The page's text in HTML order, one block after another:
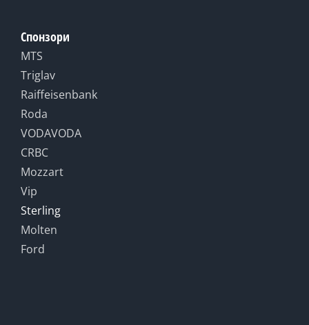
Спонзори
MTS
Triglav
Raiffeisenbank
Roda
VODAVODA
CRBC
Mozzart
Vip
Sterling
Molten
Ford